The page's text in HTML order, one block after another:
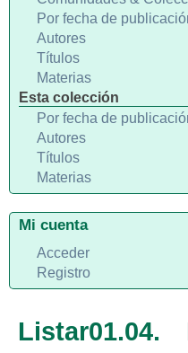
Por fecha de
Autores
Títulos
Materias
Esta colección
Por fecha de
Autores
Títulos
Materias
Mi cuenta
Acceder
Registro